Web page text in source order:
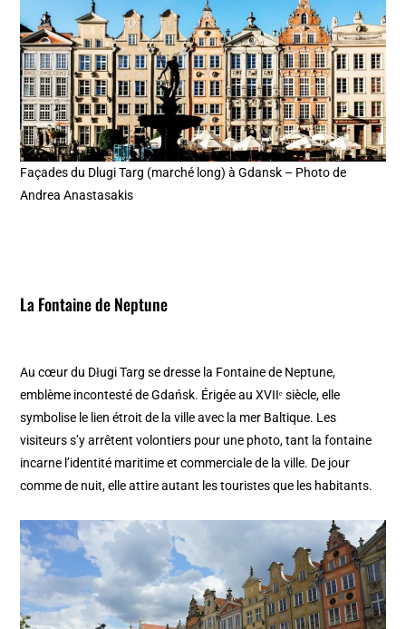
Façades du Dlugi Targ (marché long) à Gdansk – Photo de
Andrea Anastasakis
La Fontaine de Neptune
Au cœur du Długi Targ se dresse la Fontaine de Neptune,
emblème incontesté de Gdańsk. Érigée au XVIIᵉ siècle, elle
symbolise le lien étroit de la ville avec la mer Baltique. Les
visiteurs s’y arrêtent volontiers pour une photo, tant la fontaine
incarne l’identité maritime et commerciale de la ville. De jour
comme de nuit, elle attire autant les touristes que les habitants.